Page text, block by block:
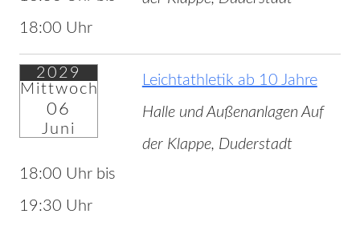
18:00 Uhr
2029
Mittwoch
06
Juni
18:00 Uhr bis
19:30 Uhr
Leichtathletik ab 10 Jahre
Halle und Außenanlagen Auf
der Klappe, Duderstadt